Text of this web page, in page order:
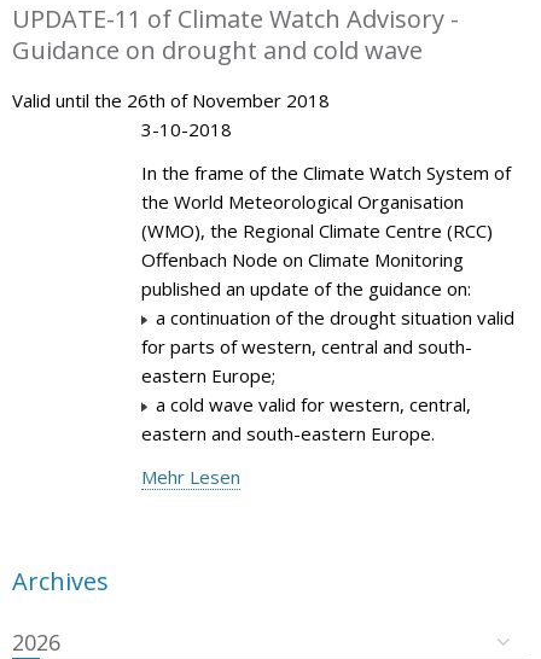
UPDATE-11 of Climate Watch Advisory -
Guidance on drought and cold wave
Valid until the 26th of November 2018
3-10-2018
In the frame of the Climate Watch System of
the World Meteorological Organisation
(WMO), the Regional Climate Centre (RCC)
Offenbach Node on Climate Monitoring
published an update of the guidance on:
a continuation of the drought situation valid
for parts of western, central and south-
eastern Europe;
a cold wave valid for western, central,
eastern and south-eastern Europe.
Mehr Lesen
Archives
2026